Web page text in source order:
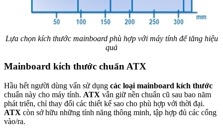
Lựa chọn kích thước mainboard phù hợp với máy tính để tăng hiệu
quả
Mainboard kích thước chuẩn ATX
Hầu hết người dùng vấn sử dụng các loại mainboard kích thước
chuẩn này cho máy tính. ATX vẫn giữ nền chuẩn cũ sau bao năm
phát triển, chỉ thay đổi các thiết kế sao cho phù hợp với thời đại.
ATX còn sở hữu những tính năng thông minh, tập hợp đủ các cổng
vào/ra.